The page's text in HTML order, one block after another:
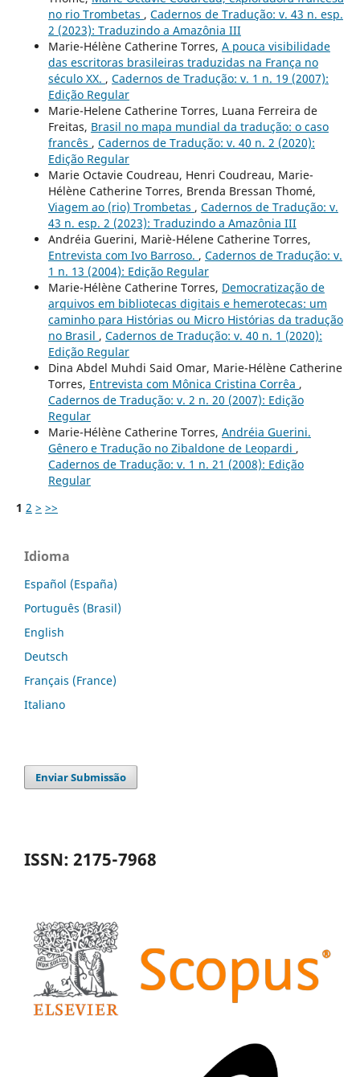
no rio Trombetas , Cadernos de Tradução: v. 43 n. esp.
2 (2023): Traduzindo a Amazônia III
Marie-Hélène Catherine Torres, A pouca visibilidade
das escritoras brasileiras traduzidas na França no
século XX. , Cadernos de Tradução: v. 1 n. 19 (2007):
Edição Regular
Marie-Helene Catherine Torres, Luana Ferreira de
Freitas, Brasil no mapa mundial da tradução: o caso
francês , Cadernos de Tradução: v. 40 n. 2 (2020):
Edição Regular
Marie Octavie Coudreau, Henri Coudreau, Marie-
Hélène Catherine Torres, Brenda Bressan Thomé,
Viagem ao (rio) Trombetas , Cadernos de Tradução: v.
43 n. esp. 2 (2023): Traduzindo a Amazônia III
Andréia Guerini, Mariè-Hélene Catherine Torres,
Entrevista com Ivo Barroso. , Cadernos de Tradução: v.
1 n. 13 (2004): Edição Regular
Marie-Hélène Catherine Torres, Democratização de
arquivos em bibliotecas digitais e hemerotecas: um
caminho para Histórias ou Micro Histórias da tradução
no Brasil , Cadernos de Tradução: v. 40 n. 1 (2020):
Edição Regular
Dina Abdel Muhdi Said Omar, Marie-Hélène Catherine
Torres, Entrevista com Mônica Cristina Corrêa ,
Cadernos de Tradução: v. 2 n. 20 (2007): Edição
Regular
Marie-Hélène Catherine Torres, Andréia Guerini.
Gênero e Tradução no Zibaldone de Leopardi ,
Cadernos de Tradução: v. 1 n. 21 (2008): Edição
Regular
1 2 > >>
Idioma
Español (España)
Português (Brasil)
English
Deutsch
Français (France)
Italiano
Enviar Submissão
ISSN: 2175-7968